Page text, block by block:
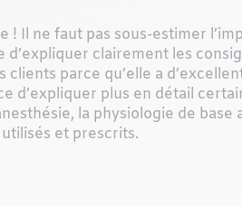
Il ne faut pas sous-estimer
clairement les
parce qu’elle a
d’expliquer plus en détail
la physiologie de base
et prescrits.